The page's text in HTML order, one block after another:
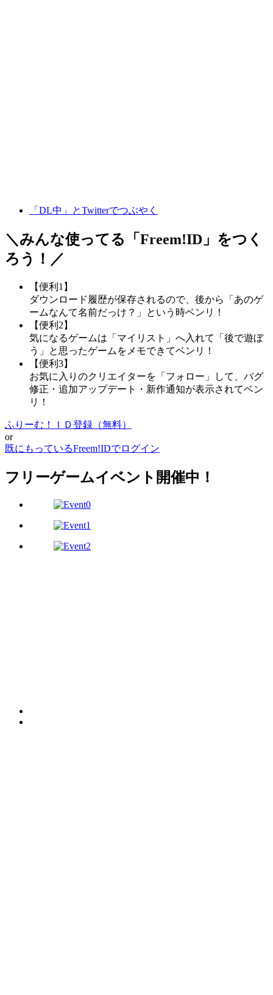
「DL中」とTwitterでつぶやく
＼みんな使ってる「 Freem!ID 」をつく
ろう！／
【便利1】
ダウンロード履歴が保存されるので、後から「あのゲ
ームなんて名前だっけ？」という時ベンリ！
【便利2】
気になるゲームは「マイリスト」へ入れて「後で遊ぼ
う」と思ったゲームをメモできてベンリ！
【便利3】
お気に入りのクリエイターを「フォロー」して、バグ
修正・追加アップデート・新作通知が表示されてベン
リ！
ふりーむ！ＩＤ登録（無料）
or
既にもっているFreem!IDでログイン
フリーゲームイベント開催中！